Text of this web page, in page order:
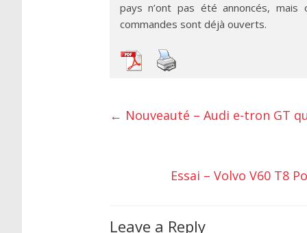
pays n’ont pas été annoncés,
commandes sont déjà ouverts.
← Nouveauté – Audi e-tron GT
Essai – Volvo V60 T8
Leave a Reply